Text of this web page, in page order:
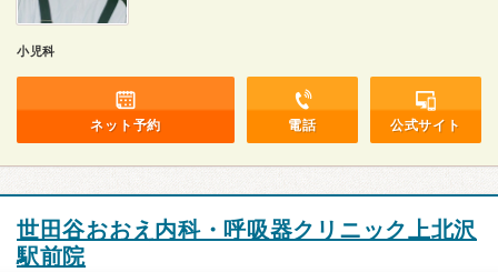
小児科
ネット予約 電話 公式サイト
世田谷おおえ内科・呼吸器クリニック上北沢
駅前院